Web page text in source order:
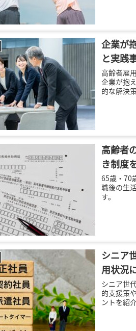
企業が
と実践
高齢者雇
企業が抱
的な解決
高齢者
き制度
65歳・70
職後の生
す。
シニア
用状況
シニア世
的支援策
ントを紹